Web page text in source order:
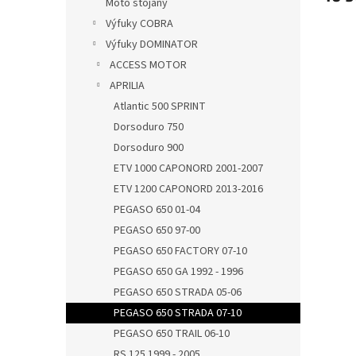
Moto stojany
Výfuky COBRA
Výfuky DOMINATOR
ACCESS MOTOR
APRILIA
Atlantic 500 SPRINT
Dorsoduro 750
Dorsoduro 900
ETV 1000 CAPONORD 2001-2007
ETV 1200 CAPONORD 2013-2016
PEGASO 650 01-04
PEGASO 650 97-00
PEGASO 650 FACTORY 07-10
PEGASO 650 GA 1992 - 1996
PEGASO 650 STRADA 05-06
PEGASO 650 STRADA 07-10
PEGASO 650 TRAIL 06-10